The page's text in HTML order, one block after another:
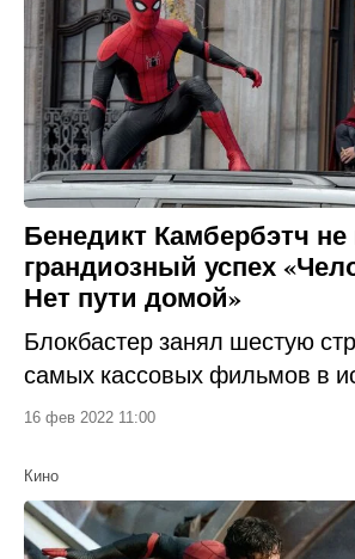
Бенедикт Камбербэтч
грандиозный успех
Нет пути домой»
Блокбастер занял шестую
самых кассовых фильмов в
16 фев 2022 11:00
Кино